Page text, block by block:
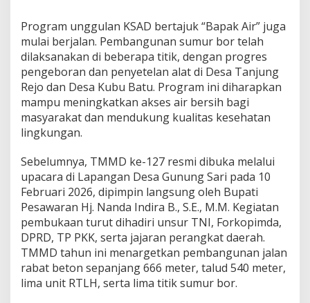
g
a
n
g
u
n
J
a
n
d
a
n
T
a
l
u
d
Program unggulan KSAD bertajuk “Bapak Air” juga
mulai berjalan. Pembangunan sumur bor telah
dilaksanakan di beberapa titik, dengan progres
pengeboran dan penyetelan alat di Desa Tanjung
Rejo dan Desa Kubu Batu. Program ini diharapkan
mampu meningkatkan akses air bersih bagi
masyarakat dan mendukung kualitas kesehatan
lingkungan.
Sebelumnya, TMMD ke-127 resmi dibuka melalui
upacara di Lapangan Desa Gunung Sari pada 10
Februari 2026, dipimpin langsung oleh Bupati
Pesawaran Hj. Nanda Indira B., S.E., M.M. Kegiatan
pembukaan turut dihadiri unsur TNI, Forkopimda,
DPRD, TP PKK, serta jajaran perangkat daerah.
TMMD tahun ini menargetkan pembangunan jalan
rabat beton sepanjang 666 meter, talud 540 meter,
lima unit RTLH, serta lima titik sumur bor.